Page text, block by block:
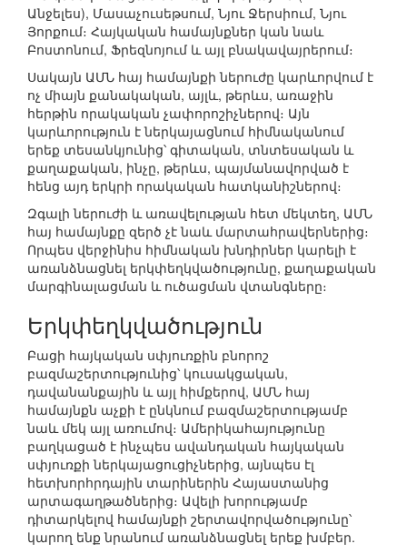
Անջելես), Մասաչուսեթսում, Նյու Ջերսիում, Նյու
Յորքում։ Հայկական համայնքներ կան նաև
Բոստոնում, Ֆրեզնոյում և այլ բնակավայրերում։
Սակայն ԱՄՆ հայ համայնքի ներուժը կարևորվում է
ոչ միայն քանակական, այլև, թերևս, առաջին
հերթին որակական չափորոշիչներով։ Այն
կարևորություն է ներկայացնում հիմնականում
երեք տեսանկյունից՝ գիտական, տնտեսական և
քաղաքական, ինչը, թերևս, պայմանավորված է
հենց այդ երկրի որակական հատկանիշներով։
Զգալի ներուժի և առավելության հետ մեկտեղ, ԱՄՆ
հայ համայնքը զերծ չէ նաև մարտահրավերներից։
Որպես վերջինիս հիմնական խնդիրներ կարելի է
առանձնացնել երկփեղկվածությունը, քաղաքական
մարգինալացման և ուծացման վտանգները։
Երկփեղկվածություն
Բացի հայկական սփյուռքին բնորոշ
բազմաշերտությունից՝ կուսակցական,
դավանանքային և այլ հիմքերով, ԱՄՆ հայ
համայնքն աչքի է ընկնում բազմաշերտությամբ
նաև մեկ այլ առումով։ Ամերիկահայությունը
բաղկացած է ինչպես ավանդական հայկական
սփյուռքի ներկայացուցիչներից, այնպես էլ
հետխորհրդային տարիներին Հայաստանից
արտագաղթածներից։ Ավելի խորությամբ
դիտարկելով համայնքի շերտավորվածությունը՝
կարող ենք նրանում առանձնացնել երեք խմբեր.